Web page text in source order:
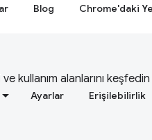
Blog Chrome'daki
kullanım alanlarını keşfedin
Ayarlar Erişilebilirlik